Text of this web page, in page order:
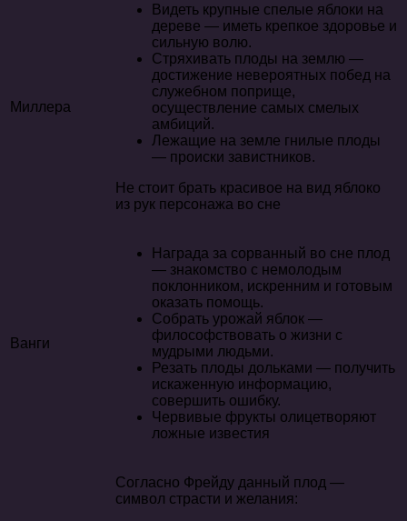
Миллера
Видеть крупные спелые яблоки на
дереве — иметь крепкое здоровье и
сильную волю.
Стряхивать плоды на землю —
достижение невероятных побед на
служебном поприще,
осуществление самых смелых
амбиций.
Лежащие на земле гнилые плоды
— происки завистников.
Не стоит брать красивое на вид яблоко
из рук персонажа во сне
Ванги
Награда за сорванный во сне плод
— знакомство с немолодым
поклонником, искренним и готовым
оказать помощь.
Собрать урожай яблок —
философствовать о жизни с
мудрыми людьми.
Резать плоды дольками — получить
искаженную информацию,
совершить ошибку.
Червивые фрукты олицетворяют
ложные известия
Согласно Фрейду данный плод —
символ страсти и желания: